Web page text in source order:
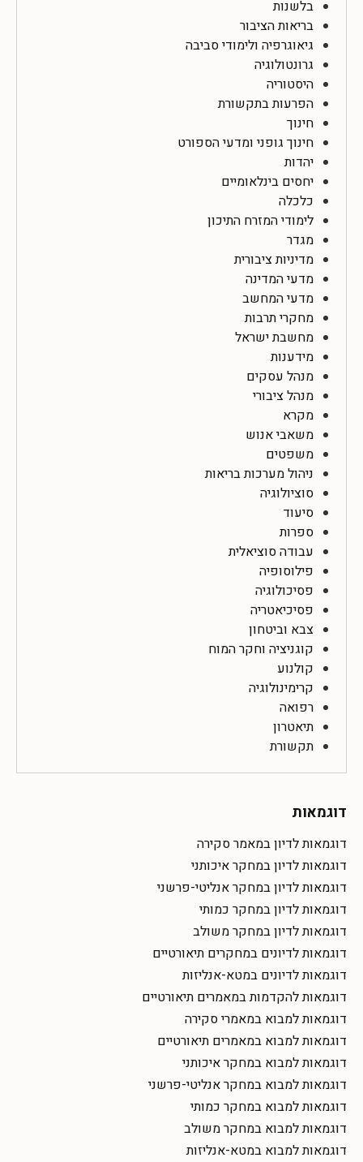
בלשנות
בריאות הציבור
גיאוגרפיה ולימודי סביבה
גרונטולוגיה
היסטוריה
הפרעות בתקשורת
חינוך
חינוך גופני ומדעי הספורט
יהדות
יחסים בינלאומיים
כלכלה
לימודי המזרח התיכון
מגדר
מדיניות ציבורית
מדעי המדינה
מדעי המחשב
מחקרי תרבות
מחשבת ישראל
מידענות
מנהל עסקים
מנהל ציבורי
מקרא
משאבי אנוש
משפטים
ניהול מערכות בריאות
סוציולוגיה
סיעוד
ספרות
עבודה סוציאלית
פילוסופיה
פסיכולוגיה
פסיכיאטריה
צבא וביטחון
קוגניציה וחקר המוח
קולנוע
קרימינולוגיה
רפואה
תיאטרון
תקשורת
דוגמאות
דוגמאות לדיון במאמר סקירה
דוגמאות לדיון במחקר איכותני
דוגמאות לדיון במחקר אנליטי-פרשני
דוגמאות לדיון במחקר כמותי
דוגמאות לדיון במחקר משולב
דוגמאות לדיונים במחקרים תיאורטיים
דוגמאות לדיונים במטא-אנליזות
דוגמאות להקדמות במאמרים תיאורטיים
דוגמאות למבוא במאמרי סקירה
דוגמאות למבוא במאמרים תיאורטיים
דוגמאות למבוא במחקר איכותני
דוגמאות למבוא במחקר אנליטי-פרשני
דוגמאות למבוא במחקר כמותי
דוגמאות למבוא במחקר משולב
דוגמאות למבוא במטא-אנליזות